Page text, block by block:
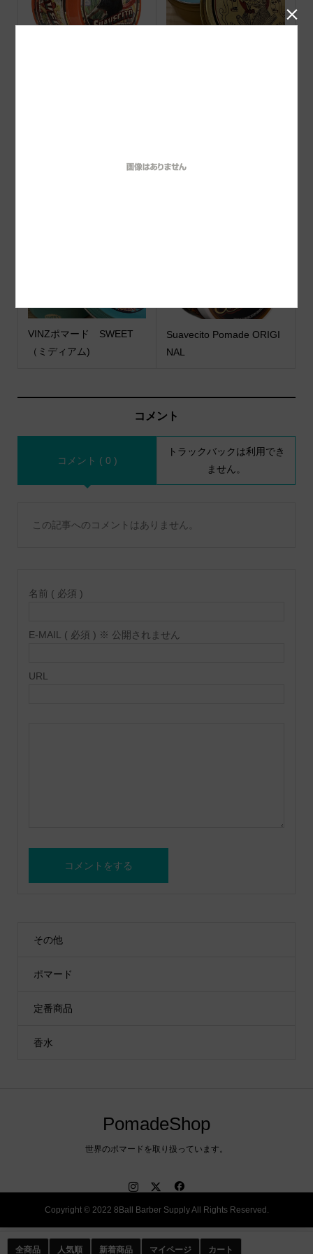
VINZポマード SWEET
（ミディアム)
Suavecito Pomade ORIGI
NAL
コメント
コメント ( 0 )
トラックバックは利用でき
ません。
この記事へのコメントはありません。
名前 ( 必須 )
E-MAIL ( 必須 ) ※ 公開されません
URL
その他
ポマード
定番商品
香水
PomadeShop
世界のポマードを取り扱っています。
Copyright © 2022 8Ball Barber Supply All Rights Reserved.
全商品 人気順 新着商品 マイページ カート
